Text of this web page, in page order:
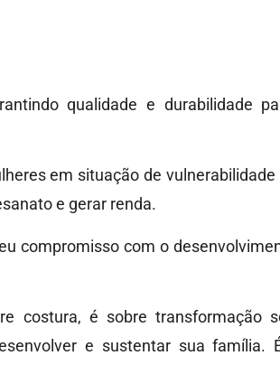
qualidade e durabilidade
em situação de
e gerar renda.
compromisso com o
costura, é sobre transformação
e sustentar sua família.